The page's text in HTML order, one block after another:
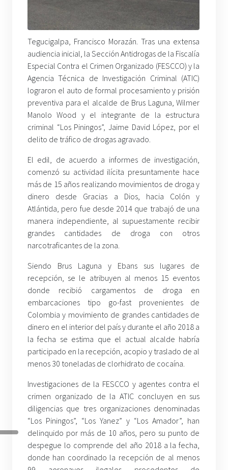
Tegucigalpa, Francisco Morazán. Tras una extensa
audiencia inicial, la Sección Antidrogas de la Fiscalía
Especial Contra el Crimen Organizado (FESCCO) y la
Agencia Técnica de Investigación Criminal (ATIC)
lograron el auto de formal procesamiento y prisión
preventiva para el alcalde de Brus Laguna, Wilmer
Manolo Wood y el integrante de la estructura
criminal “Los Piningos”, Jaime David López, por el
delito de tráfico de drogas agravado.
El edil, de acuerdo a informes de investigación,
comenzó su actividad ilícita presuntamente hace
más de 15 años realizando movimientos de droga y
dinero desde Gracias a Dios, hacia Colón y
Atlántida, pero fue desde 2014 que trabajó de una
manera independiente, al supuestamente recibir
grandes cantidades de droga con otros
narcotraficantes de la zona.
Siendo Brus Laguna y Ebans sus lugares de
recepción, se le atribuyen al menos 15 eventos
donde recibió cargamentos de droga en
embarcaciones tipo go-fast provenientes de
Colombia y movimiento de grandes cantidades de
dinero en el interior del país y durante el año 2018 a
la fecha se estima que el actual alcalde habría
participado en la recepción, acopio y traslado de al
menos 30 toneladas de clorhidrato de cocaína.
Investigaciones de la FESCCO y agentes contra el
crimen organizado de la ATIC concluyen en sus
diligencias que tres organizaciones denominadas
“Los Piningos”, “Los Yanez” y “Los Amador”, han
delinquido por más de 10 años, pero su punto de
despegue lo comprende del año 2018 a la fecha,
donde han coordinado la recepción de al menos